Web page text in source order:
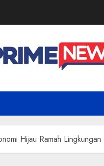
Hijau Ramah Lingkungan